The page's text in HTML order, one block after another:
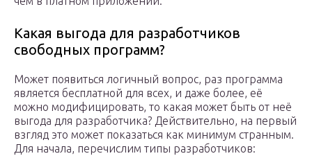
Какая выгода для разработчиков
свободных программ?
Может появиться логичный вопрос, раз программа
является бесплатной для всех, и даже более, её
можно модифицировать, то какая может быть от неё
выгода для разработчика? Действительно, на первый
взгляд это может показаться как минимум странным.
Для начала, перечислим типы разработчиков: